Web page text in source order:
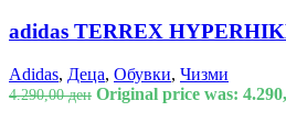
adidas TERREX
Adidas, Деца, Обувки, Чизми
4.290,00ден Original price was: